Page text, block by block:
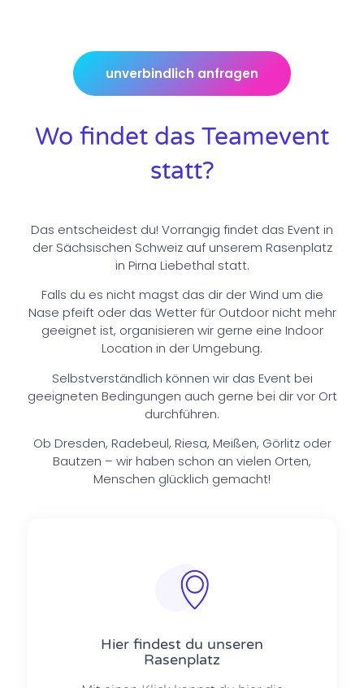
unverbindlich anfragen
Wo findet das Teamevent
statt?
Das entscheidest du! Vorrangig findet das Event in
der Sächsischen Schweiz auf unserem Rasenplatz
in Pirna Liebethal statt.
Falls du es nicht magst das dir der Wind um die
Nase pfeift oder das Wetter für Outdoor nicht mehr
geeignet ist, organisieren wir gerne eine Indoor
Location in der Umgebung.
Selbstverständlich können wir das Event bei
geeigneten Bedingungen auch gerne bei dir vor Ort
durchführen.
Ob Dresden, Radebeul, Riesa, Meißen, Görlitz oder
Bautzen – wir haben schon an vielen Orten,
Menschen glücklich gemacht!
Hier findest du unseren
Rasenplatz